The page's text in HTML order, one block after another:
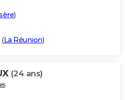
)
(La Réunion)
(24 ans)